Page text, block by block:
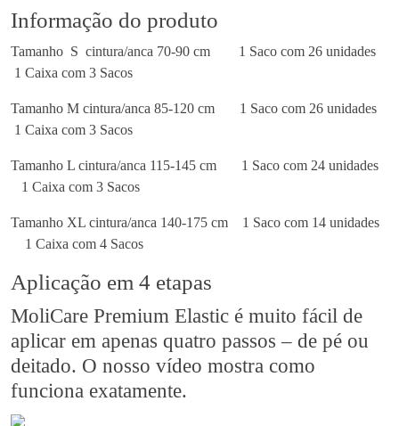
Informação do produto
Tamanho S cintura/anca 70-90 cm 1 Saco com 26 unidades
1 Caixa com 3 Sacos
Tamanho M cintura/anca 85-120 cm 1 Saco com 26 unidades
1 Caixa com 3 Sacos
Tamanho L cintura/anca 115-145 cm 1 Saco com 24 unidades
1 Caixa com 3 Sacos
Tamanho XL cintura/anca 140-175 cm 1 Saco com 14 unidades
1 Caixa com 4 Sacos
Aplicação em 4 etapas
MoliCare Premium Elastic é muito fácil de
aplicar em apenas quatro passos – de pé ou
deitado. O nosso vídeo mostra como
funciona exatamente.